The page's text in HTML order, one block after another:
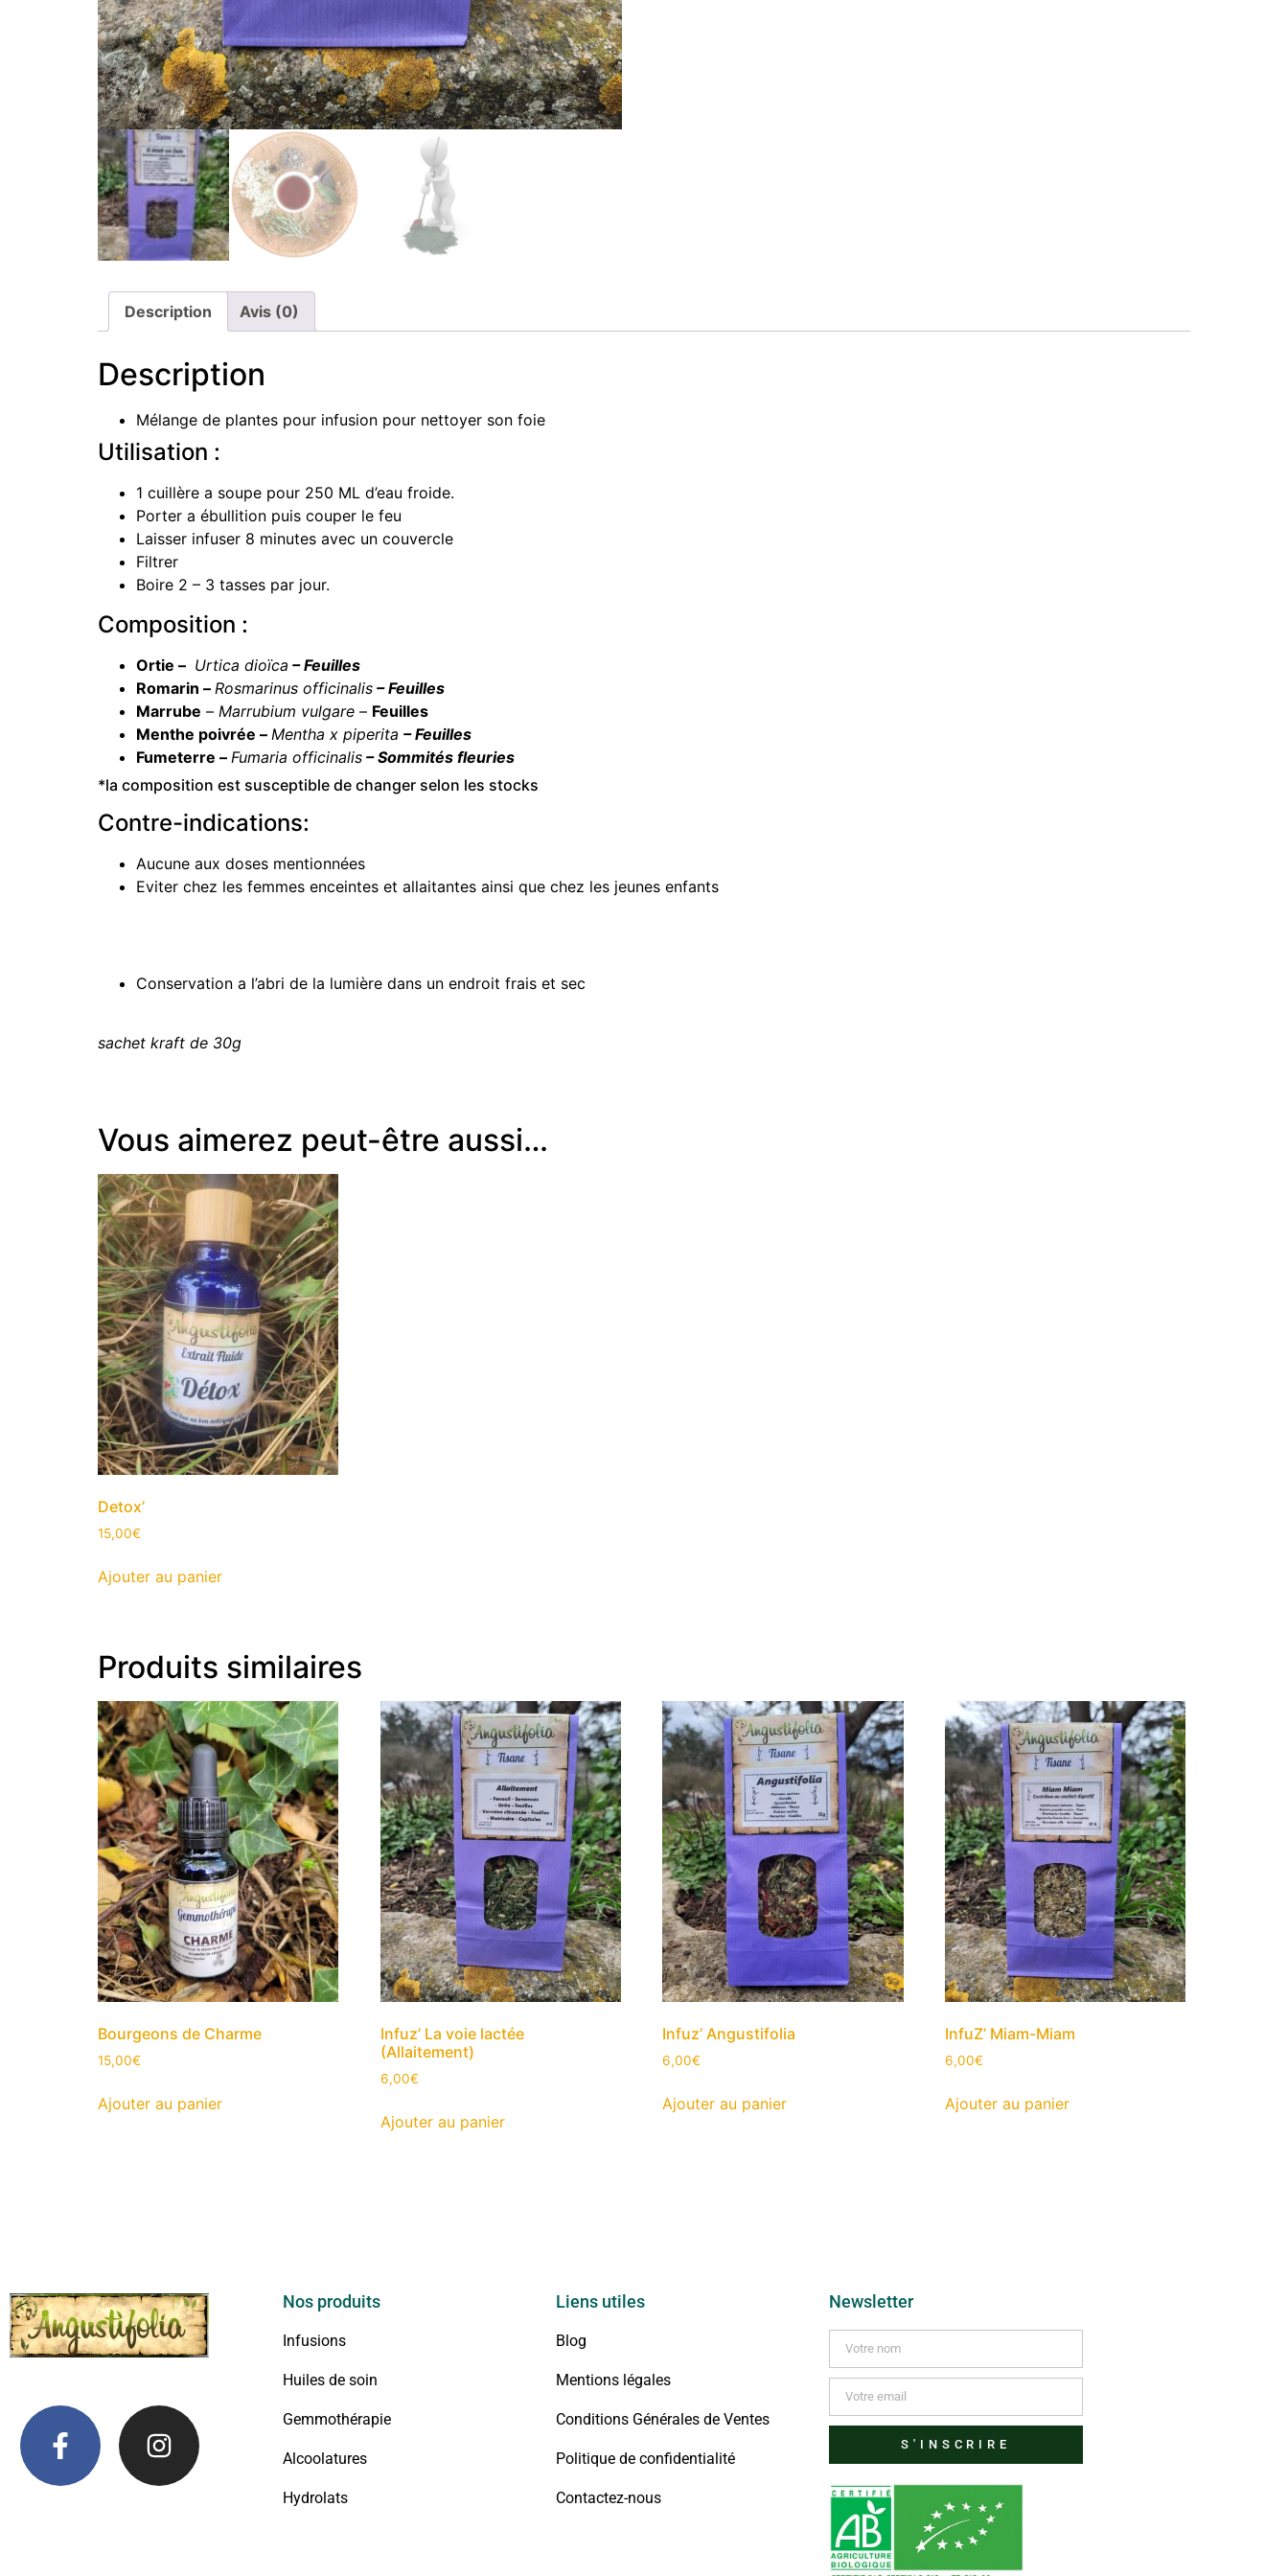
Description Avis (0)
Description
Mélange de plantes pour infusion pour nettoyer son foie
Utilisation :
1 cuillère a soupe pour 250 ML d’eau froide.
Porter a ébullition puis couper le feu
Laisser infuser 8 minutes avec un couvercle
Filtrer
Boire 2 – 3 tasses par jour.
Composition :
Ortie – Urtica dioïca – Feuilles
Romarin – Rosmarinus officinalis – Feuilles
Marrube – Marrubium vulgare – Feuilles
Menthe poivrée – Mentha x piperita – Feuilles
Fumeterre – Fumaria officinalis – Sommités fleuries
*la composition est susceptible de changer selon les stocks
Contre-indications:
Aucune aux doses mentionnées
Eviter chez les femmes enceintes et allaitantes ainsi que chez les jeunes enfants
Conservation a l’abri de la lumière dans un endroit frais et sec
sachet kraft de 30g
Vous aimerez peut-être aussi…
Detox’
15,00€
Ajouter au panier
Produits similaires
Bourgeons de Charme
15,00€
Ajouter au panier
Infuz’ La voie lactée
(Allaitement)
6,00€
Ajouter au panier
Infuz’ Angustifolia
6,00€
Ajouter au panier
InfuZ’ Miam-Miam
6,00€
Ajouter au panier
Nos produits
Infusions
Huiles de soin
Gemmothérapie
Alcoolatures
Hydrolats
Liens utiles
Blog
Mentions légales
Conditions Générales de Ventes
Politique de confidentialité
Contactez-nous
Newsletter
S'INSCRIRE